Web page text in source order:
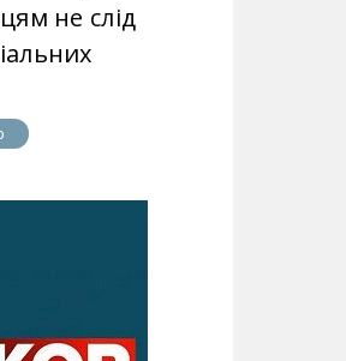
не слід